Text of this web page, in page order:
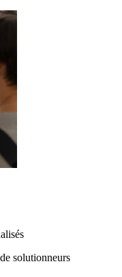
solutionneurs